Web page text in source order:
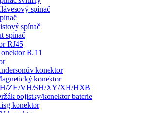
spínač
spínač
spínač
RJ45
RJ11
konektor
konektor
ZH/VH/SH/XY/XH/HXB
pojistky/konektor baterie
konektor